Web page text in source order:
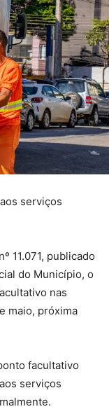
serviços
11.071, publicado
do Município, o
nas
maio, próxima
facultativo
serviços